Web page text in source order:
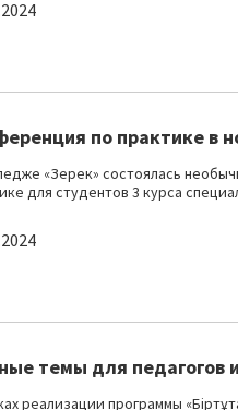
по практике в
«Зерек» состоялась
для студентов 3 курса
темы для педагогов
реализации программы